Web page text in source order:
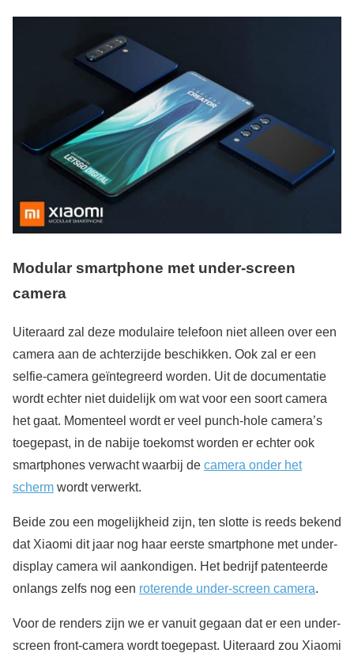
Modular smartphone met under-screen
camera
Uiteraard zal deze modulaire telefoon niet alleen over een
camera aan de achterzijde beschikken. Ook zal er een
selfie-camera geïntegreerd worden. Uit de documentatie
wordt echter niet duidelijk om wat voor een soort camera
het gaat. Momenteel wordt er veel punch-hole camera’s
toegepast, in de nabije toekomst worden er echter ook
smartphones verwacht waarbij de camera onder het
scherm wordt verwerkt.
Beide zou een mogelijkheid zijn, ten slotte is reeds bekend
dat Xiaomi dit jaar nog haar eerste smartphone met under-
display camera wil aankondigen. Het bedrijf patenteerde
onlangs zelfs nog een roterende under-screen camera.
Voor de renders zijn we er vanuit gegaan dat er een under-
screen front-camera wordt toegepast. Uiteraard zou Xiaomi